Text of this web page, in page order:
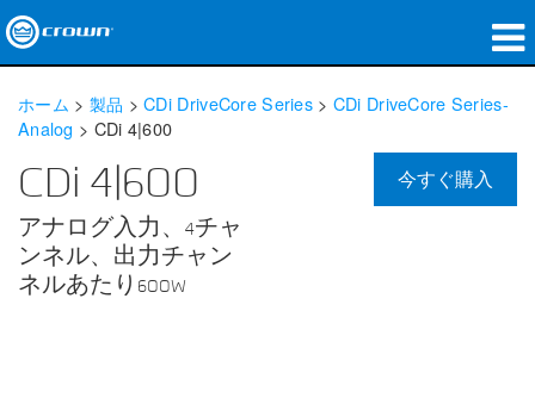
アプリケーション
ネットワークオーディオ
購入先
導入事例
ホーム > 製品 >CDi DriveCore Series> CDi DriveCore Series-
Analog > CDi 4|600
CDi 4|600
アナログ入力、4チャ
ンネル、出力チャン
ネルあたり600W
今すぐ購入